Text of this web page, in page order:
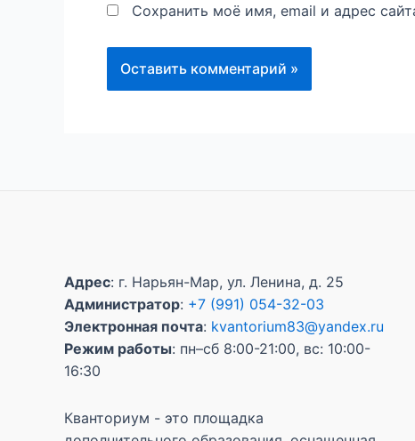
Сохранить моё имя, email и адрес
Адрес: г. Нарьян-Мар, ул. Ленина, д. 25
Администратор: +7 (991) 054-32-03
Электронная почта: kvantorium83@yandex.ru
Режим работы: пн–сб 8:00-21:00, вс: 10:00-
16:30
Кванториум - это площадка